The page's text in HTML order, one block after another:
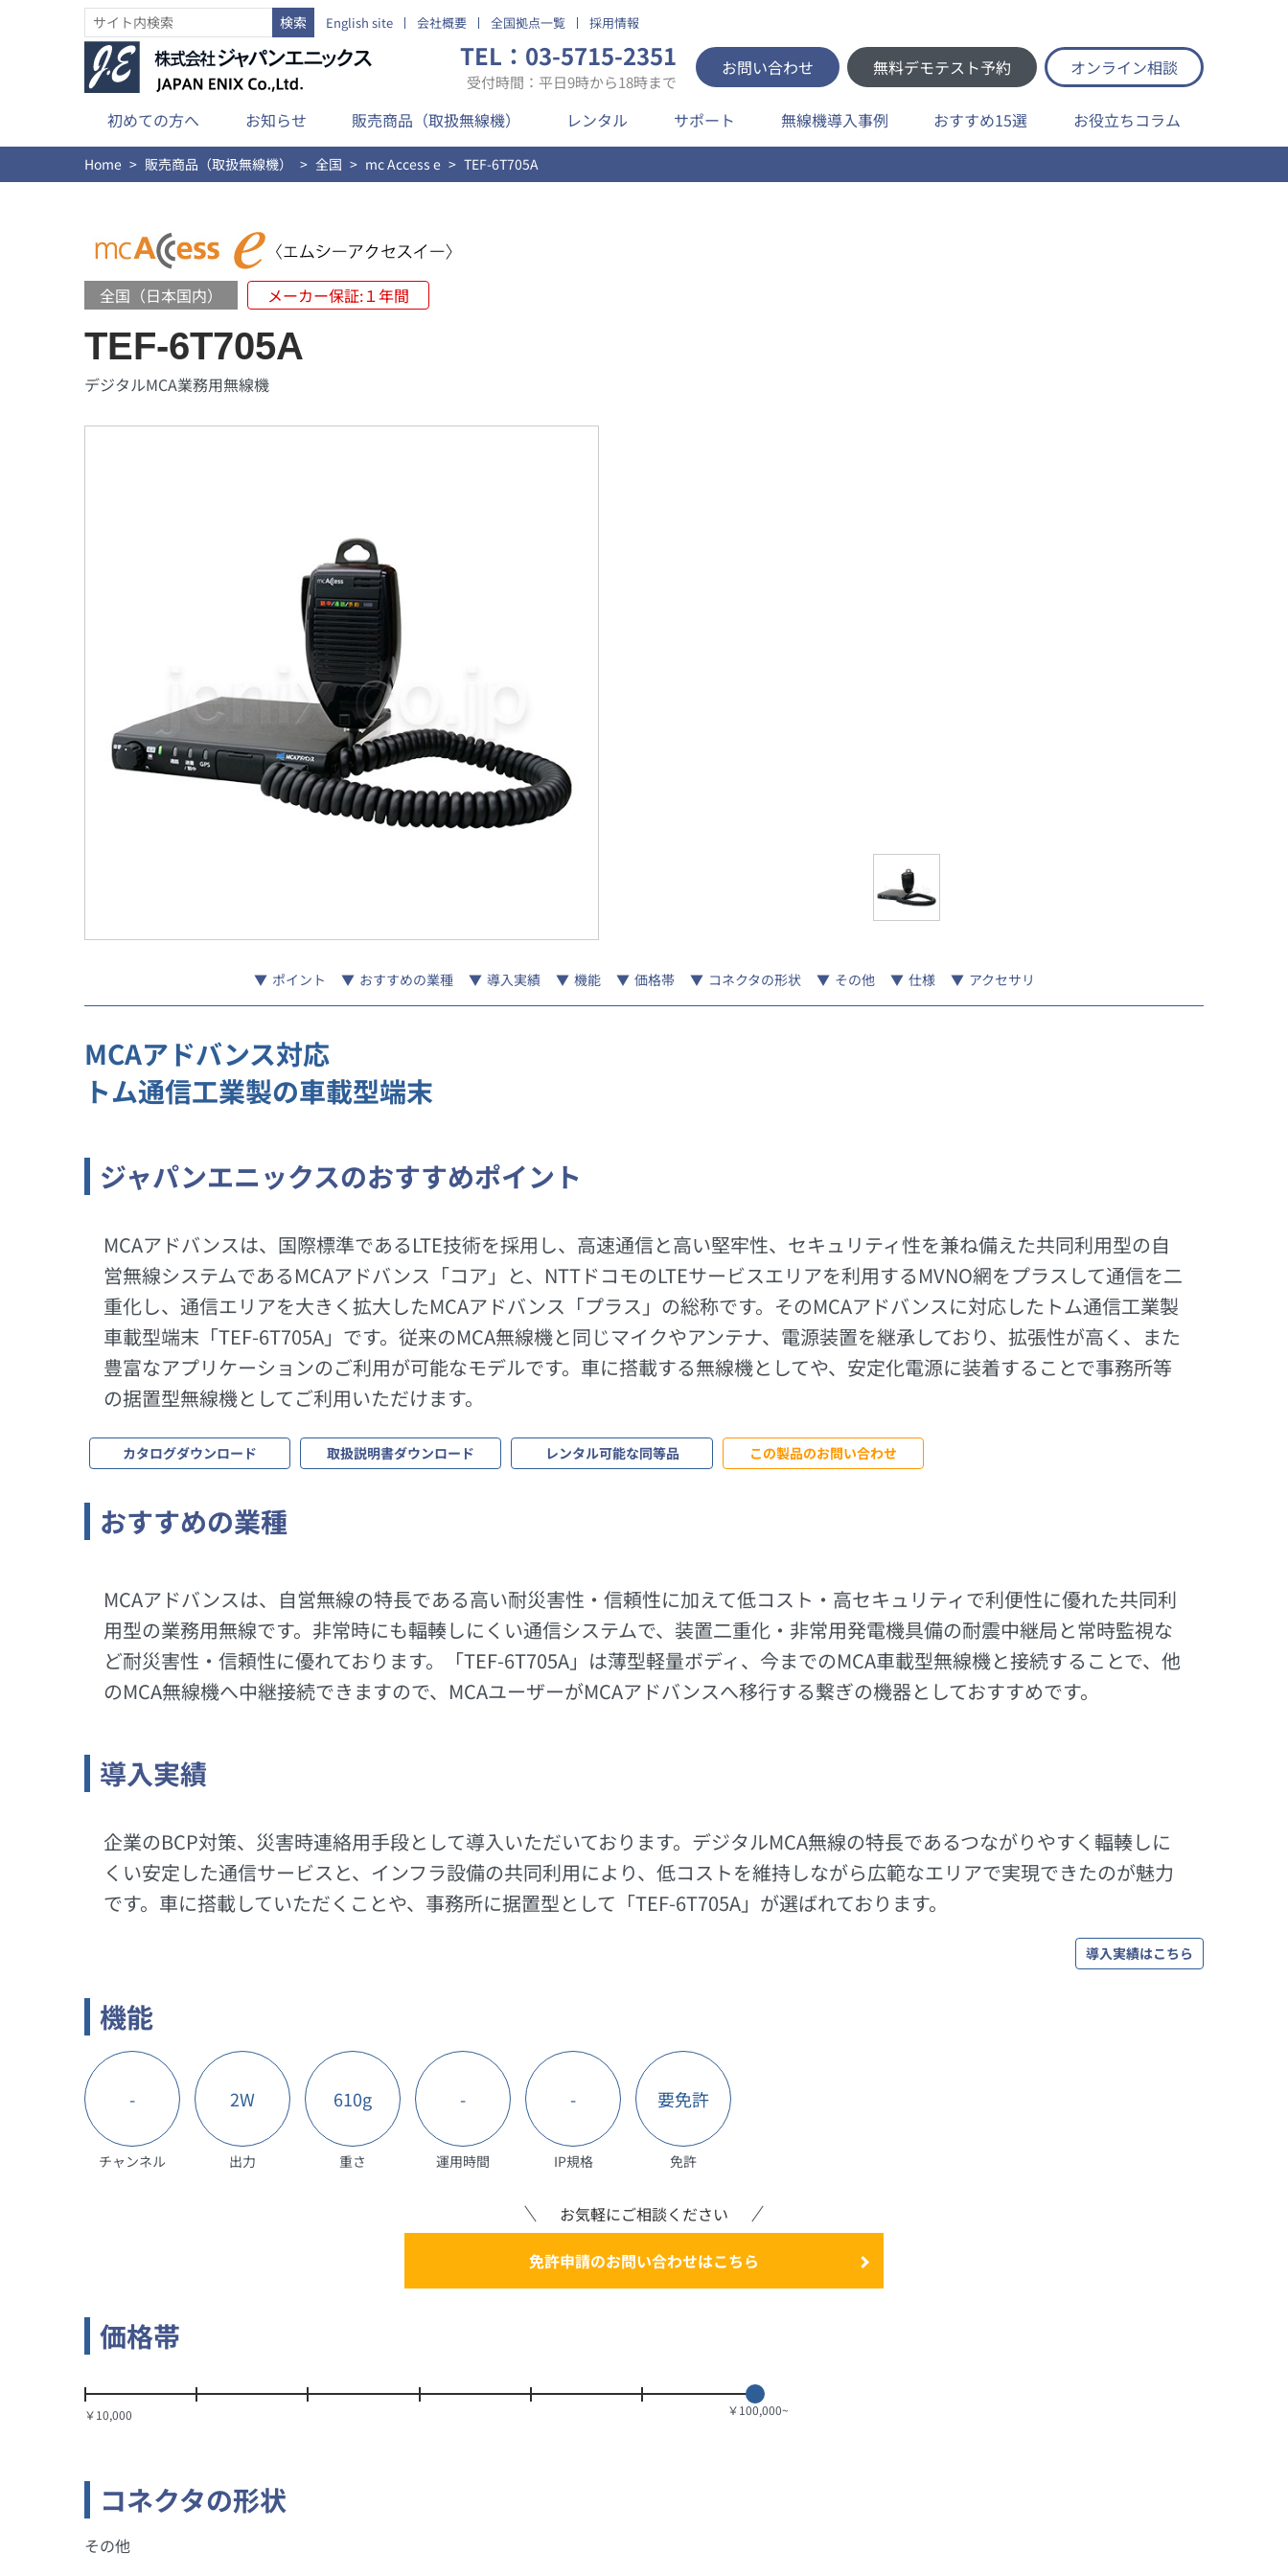
English site 会社概要 全国拠点一覧 採用情報
TEL：03-5715-2351
受付時間：平日9時から18時まで
お問い合わせ 無料デモテスト予約 オンライン相談
初めての方へ お知らせ 販売商品（取扱無線機） レンタル サポート 無線機導入事例 おすすめ15選 お役立ちコラム
Home 販売商品（取扱無線機） 全国 mc Access e TEF-6T705A
全国（日本国内） メーカー保証:１年間
TEF-6T705A
デジタルMCA業務用無線機
ポイント おすすめの業種 導入実績 機能 価格帯 コネクタの形状 その他 仕様 アクセサリ
MCAアドバンス対応
トム通信工業製の車載型端末
ジャパンエニックスのおすすめポイント
MCAアドバンスは、国際標準であるLTE技術を採用し、高速通信と高い堅牢性、セキュリティ性を兼ね備えた共同利用型の自
営無線システムであるMCAアドバンス「コア」と、NTTドコモのLTEサービスエリアを利用するMVNO網をプラスして通信を二
重化し、通信エリアを大きく拡大したMCAアドバンス「プラス」の総称です。そのMCAアドバンスに対応したトム通信工業製
車載型端末「TEF-6T705A」です。従来のMCA無線機と同じマイクやアンテナ、電源装置を継承しており、拡張性が高く、また
豊富なアプリケーションのご利用が可能なモデルです。車に搭載する無線機としてや、安定化電源に装着することで事務所等
の据置型無線機としてご利用いただけます。
カタログダウンロード 取扱説明書ダウンロード レンタル可能な同等品 この製品のお問い合わせ
おすすめの業種
MCAアドバンスは、自営無線の特長である高い耐災害性・信頼性に加えて低コスト・高セキュリティで利便性に優れた共同利
用型の業務用無線です。非常時にも輻輳しにくい通信システムで、装置二重化・非常用発電機具備の耐震中継局と常時監視な
ど耐災害性・信頼性に優れております。「TEF-6T705A」は薄型軽量ボディ、今までのMCA車載型無線機と接続することで、他
のMCA無線機へ中継接続できますので、MCAユーザーがMCAアドバンスへ移行する繋ぎの機器としておすすめです。
導入実績
企業のBCP対策、災害時連絡用手段として導入いただいております。デジタルMCA無線の特長であるつながりやすく輻輳しに
くい安定した通信サービスと、インフラ設備の共同利用により、低コストを維持しながら広範なエリアで実現できたのが魅力
です。車に搭載していただくことや、事務所に据置型として「TEF-6T705A」が選ばれております。
導入実績はこちら
機能
-
チャンネル
2W
出力
610g
重さ
-
運用時間
-
IP規格
要免許
免許
お気軽にご相談ください
免許申請のお問い合わせはこちら
価格帯
￥10,000
コネクタの形状
その他